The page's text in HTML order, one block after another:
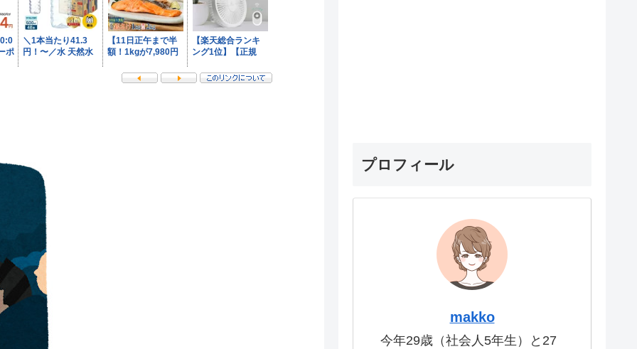
プロフィール
makko
今年29歳（社会人5年生）と27